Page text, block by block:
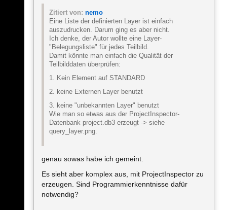
Zitiert von: nemo
Eine Liste der definierten Layer ist einfach
auszudrucken. Darum ging es aber nicht.
Ich denke, der Autor wollte eine Layer-
"Belegungsliste" für jedes Teilbild.
Damit könnte man einfach die Qualität der
Teilbilddaten überprüfen:
1. Kein Element auf STANDARD
2. keine Externen Layer benutzt
3. keine "unbekannten Layer" benutzt
Wie man so etwas aus der ProjectInspector-
Datenbank project.db3 erzeugt -> siehe
query_layer.png.
genau sowas habe ich gemeint.
Es sieht aber komplex aus, mit ProjectInspector zu
erzeugen. Sind Programmierkenntnisse dafür
notwendig?